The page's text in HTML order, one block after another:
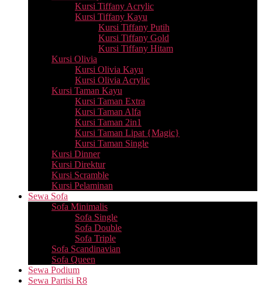
Kursi Tiffany Acrylic
Kursi Tiffany Kayu
Kursi Tiffany Putih
Kursi Tiffany Gold
Kursi Tiffany Hitam
Kursi Olivia
Kursi Olivia Kayu
Kursi Olivia Acrylic
Kursi Taman Kayu
Kursi Taman Extra
Kursi Taman Alfa
Kursi Taman 2in1
Kursi Taman Lipat {Magic}
Kursi Taman Single
Kursi Dinner
Kursi Direktur
Kursi Scramble
Kursi Pelaminan
Sewa Sofa
Sofa Minimalis
Sofa Single
Sofa Double
Sofa Triple
Sofa Scandinavian
Sofa Queen
Sewa Podium
Sewa Partisi R8